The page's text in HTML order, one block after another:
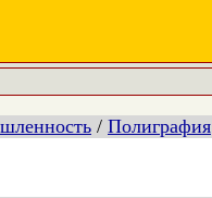
/ Полиграфия